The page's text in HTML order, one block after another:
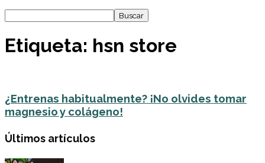
Etiqueta: hsn store
¿Entrenas habitualmente? ¡No olvides tomar
magnesio y colágeno!
Últimos artículos